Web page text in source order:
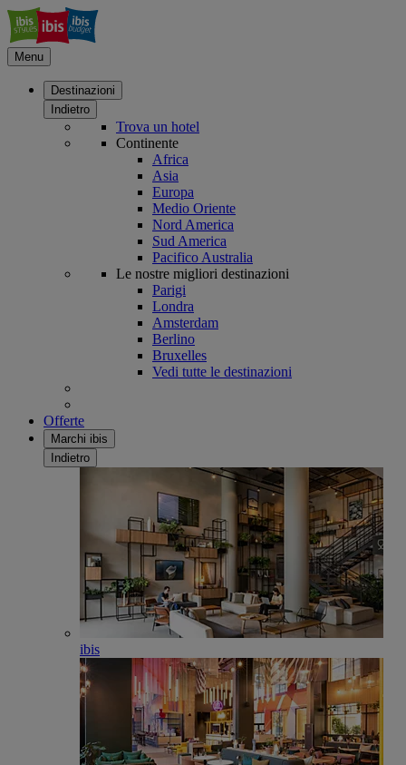
Menu
Destinazioni
Indietro
Trova un hotel
Continente
Africa
Asia
Europa
Medio Oriente
Nord America
Sud America
Pacifico Australia
Le nostre migliori destinazioni
Parigi
Londra
Amsterdam
Berlino
Bruxelles
Vedi tutte le destinazioni
Offerte
Marchi ibis
Indietro
ibis